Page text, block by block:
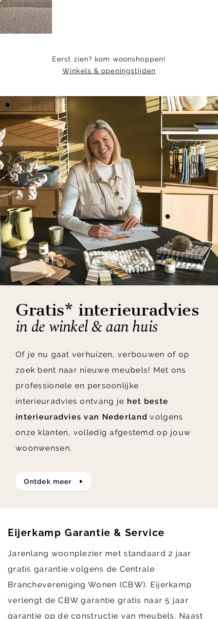
Eerst zien? kom woonshoppen!
Winkels & openingstijden
Gratis* interieuradvies
in de winkel & aan huis
Of je nu gaat verhuizen, verbouwen of op
zoek bent naar nieuwe meubels! Met ons
professionele en persoonlijke
interieuradvies ontvang je het beste
interieuradvies van Nederland volgens
onze klanten, volledig afgestemd op jouw
woonwensen.
ontdek meer
Eijerkamp Garantie & Service
Jarenlang woonplezier met standaard 2 jaar
gratis garantie volgens de Centrale
Branchevereniging Wonen (CBW). Eijerkamp
verlengt de CBW garantie gratis naar 5 jaar
garantie op de constructie van meubels. Naast